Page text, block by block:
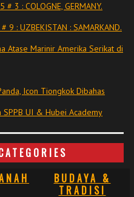
# 3 : COLOGNE, GERMANY.
9 : UZBEKISTAN : SAMARKAND.
Atase Marinir Amerika Serikat di
Icon Tiongkok Dibahas
SPPB UI & Hubei Academy
BUDAYA &
TRADISI